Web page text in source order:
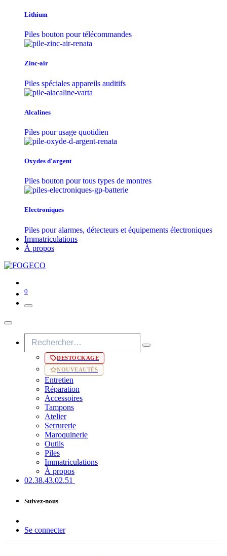
Lithium
Piles bouton pour télécommandes
Zinc-air
Piles spéciales appareils auditifs
Alcalines
Piles pour usage quotidien
Oxydes d'argent
Piles bouton pour tous types de montres
Electroniques
Piles pour alarmes, détecteurs et équipements électroniques
Immatriculations
À propos
0
DESTOCKAGE
NOUVEAUTÉS
Entretien
Réparation
Accessoires
Tampons
Atelier
Serrurerie
Maroquinerie
Outils
Piles
Immatriculations
À propos
02.38.43​.02.51
Suivez-nous
Se connecter